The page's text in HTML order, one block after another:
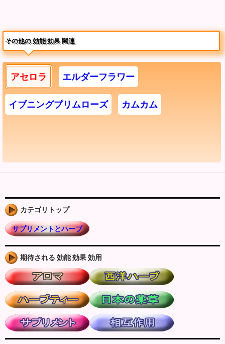
その他の 効能 効果 関連
アセロラ エルダーフラワー
イブニングプリムローズ カムカム
カテゴリトップ
サプリメントとハーブ
期待される 効能 効果 効用